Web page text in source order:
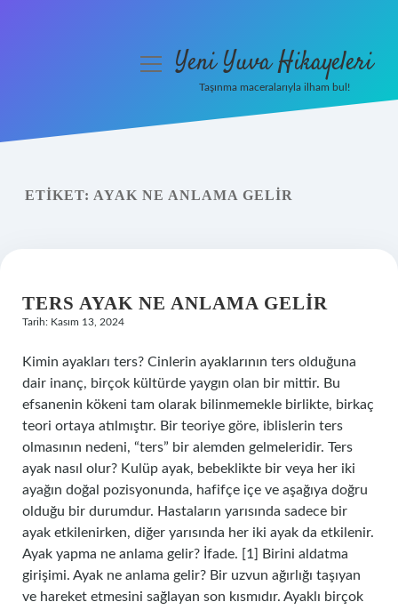
Yasal Uyarı
menüyüYeni Yuva Hikayeleri
Taşınma maceralarıyla ilham bul!
ETIKET: AYAK NE ANLAMA GELIR
TERS AYAK NE ANLAMA GELIR
Tarih: Kasım 13, 2024
Kimin ayakları ters? Cinlerin ayaklarının ters olduğuna
dair inanç, birçok kültürde yaygın olan bir mittir. Bu
efsanenin kökeni tam olarak bilinmemekle birlikte, birkaç
teori ortaya atılmıştır. Bir teoriye göre, iblislerin ters
olmasının nedeni, “ters” bir alemden gelmeleridir. Ters
ayak nasıl olur? Kulüp ayak, bebeklikte bir veya her iki
ayağın doğal pozisyonunda, hafifçe içe ve aşağıya doğru
olduğu bir durumdur. Hastaların yarısında sadece bir
ayak etkilenirken, diğer yarısında her iki ayak da etkilenir.
Ayak yapma ne anlama gelir? İfade. [1] Birini aldatma
girişimi. Ayak ne anlama gelir? Bir uzvun ağırlığı taşıyan
ve hareket etmesini sağlayan son kısmıdır. Ayaklı birçok